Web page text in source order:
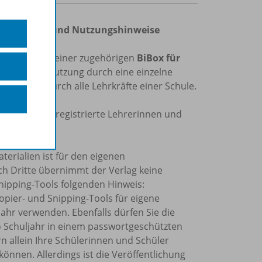
und Nutzungshinweise
mit einer zugehörigen BiBox für
zur Nutzung durch eine einzelne
durch alle Lehrkräfte einer Schule.
ist nur für registrierte Lehrerinnen und
möglich.
ist für den eigenen
Dritte übernimmt der Verlag keine
Tools folgenden Hinweis:
und Snipping-Tools für eigene
verwenden. Ebenfalls dürfen Sie die
in einem passwortgeschützten
allein Ihre Schülerinnen und Schüler
Allerdings ist die Veröffentlichung